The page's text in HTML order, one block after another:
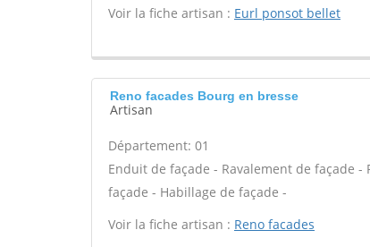
Voir la fiche artisan : Eurl ponsot bellet
Reno facades Bourg en bresse
Artisan
Département: 01
Enduit de façade - Ravalement de façade
façade - Habillage de façade -
Voir la fiche artisan : Reno facades